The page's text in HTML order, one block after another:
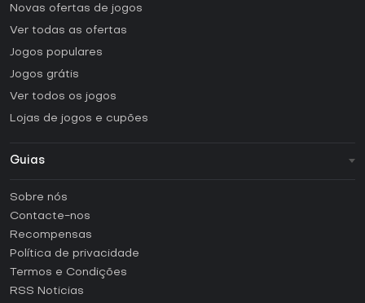
Novas ofertas de jogos
Ver todas as ofertas
Jogos populares
Jogos grátis
Ver todos os jogos
Lojas de jogos e cupões
Guias
Como ativar uma CD Key Steam?
Como ativar uma CD Key Epic Games?
Como ativar uma CD Key GOG?
Como ativar uma CD Key Ubisoft Connect?
Sobre nós
Contacte-nos
Recompensas
Política de privacidade
Termos e Condições
RSS Noticias